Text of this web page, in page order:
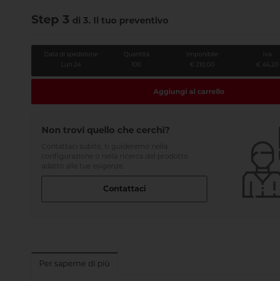
Step 3 di 3. Il tuo preventivo
Data di spedizione
Lun 24
Quantità
100
Imponibile
€ 210,00
Iva
€ 46,20
Aggiungi al carrello
Non trovi quello che cerchi?
Contattaci subito, ti guideremo nella
configurazione o nella ricerca del prodotto
adatto alle tue esigenze.
Contattaci
Per saperne di più